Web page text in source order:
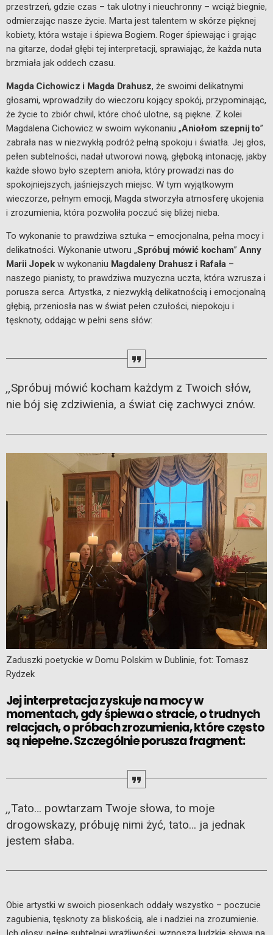
przestrzeń, gdzie czas – tak ulotny i nieuchronny – wciąż biegnie,
odmierzając nasze życie. Marta jest talentem w skórze pięknej
kobiety, która wstaje i śpiewa Bogiem. Roger śpiewając i grając
na gitarze, dodał głębi tej interpretacji, sprawiając, że każda nuta
brzmiała jak oddech czasu.
Magda Cichowicz i Magda Drahusz, że swoimi delikatnymi
głosami, wprowadziły do wieczoru kojący spokój, przypominając,
że życie to zbiór chwil, które choć ulotne, są piękne. Z kolei
Magdalena Cichowicz w swoim wykonaniu „Aniołom szepnij to”
zabrała nas w niezwykłą podróż pełną spokoju i światła. Jej głos,
pełen subtelności, nadał utworowi nową, głęboką intonację, jakby
każde słowo było szeptem anioła, który prowadzi nas do
spokojniejszych, jaśniejszych miejsc. W tym wyjątkowym
wieczorze, pełnym emocji, Magda stworzyła atmosferę ukojenia
i zrozumienia, która pozwoliła poczuć się bliżej nieba.
To wykonanie to prawdziwa sztuka – emocjonalna, pełna mocy i
delikatności. Wykonanie utworu „Spróbuj mówić kocham” Anny
Marii Jopekw wykonaniu Magdaleny Drahusz i Rafała–
naszego pianisty, to prawdziwa muzyczna uczta, która wzrusza i
porusza serca. Artystka, z niezwykłą delikatnością i emocjonalną
głębią, przeniosła nas w świat pełen czułości, niepokoju i
tęsknoty, oddając w pełni sens słów:
,,Spróbuj mówić kocham każdym z Twoich słów,
nie bój się zdziwienia, a świat cię zachwyci znów.
Zaduszki poetyckie w Domu Polskim w Dublinie, fot: Tomasz
Rydzek
Jej interpretacja zyskuje na mocy w
momentach, gdy śpiewa o stracie, o trudnych
relacjach, o próbach zrozumienia, które często
są niepełne. Szczególnie porusza fragment:
,,Tato… powtarzam Twoje słowa, to moje
drogowskazy, próbuję nimi żyć, tato… ja jednak
jestem słaba.
Obie artystki w swoich piosenkach oddały wszystko – poczucie
zagubienia, tęsknoty za bliskością, ale i nadziei na zrozumienie.